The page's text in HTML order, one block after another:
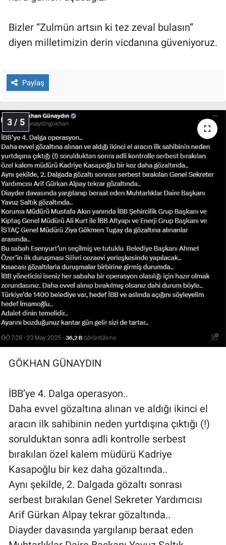
Bizler “Zulmün artsın ki tez zeval bulasın”
diyen milletimizin derin vicdanına güveniyoruz.
Paylaş
3 / 5
GÖKHAN GÜNAYDIN
İBB’ye 4. Dalga operasyon..
Daha evvel gözaltına alınan ve aldığı ikinci el
aracın ilk sahibinin neden yurtdışına çıktığı (!)
sorulduktan sonra adli kontrolle serbest
bırakılan özel kalem müdürü Kadriye
Kasapoğlu bir kez daha gözaltında..
Aynı şekilde, 2. Dalgada gözaltı sonrası
serbest bırakılan Genel Sekreter Yardımcısı
Arif Gürkan Alpay tekrar gözaltında..
Diayder davasında yargılanıp beraat eden